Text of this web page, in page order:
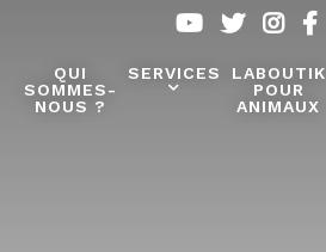
QUI
SOMMES-
NOUS ?
SERVICES
LABOUTIK
POUR
ANIMAUX